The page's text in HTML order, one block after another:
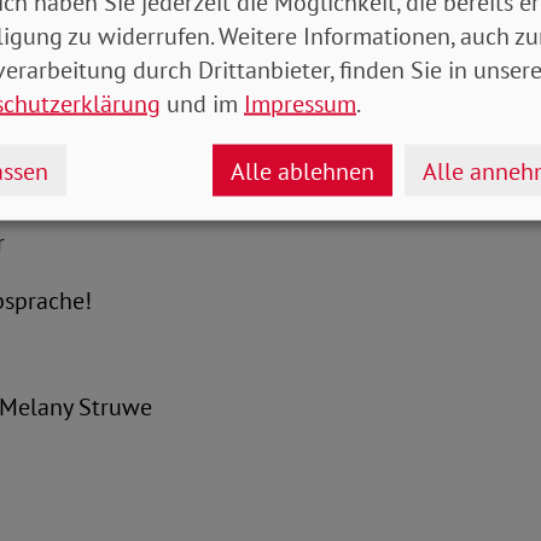
Melany Struwe
zu widerrufen. Weitere Informationen, auch
durch Drittanbieter, finden Sie in
und im Impressum.
Alle ablehnen Alle